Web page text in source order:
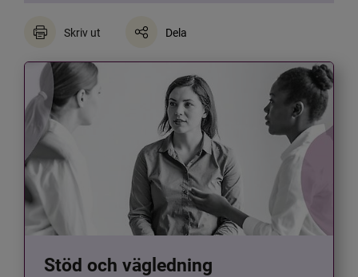
Skriv ut Dela
Stöd och vägledning